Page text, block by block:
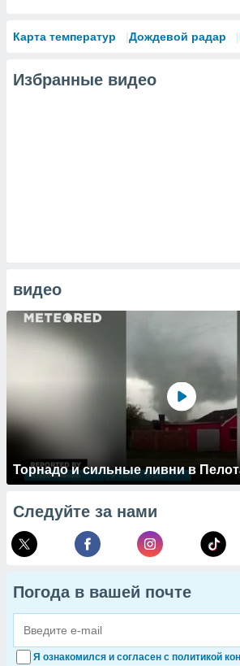
Карта температур Дождевой радар
Избранные видео
видео
Торнадо и сильные ливни в
Следуйте за нами
Погода в вашей почте
Я ознакомился и согласен с политикой